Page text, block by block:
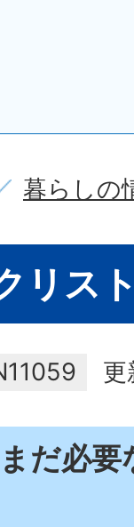
暮らしの
リス
更
だ必